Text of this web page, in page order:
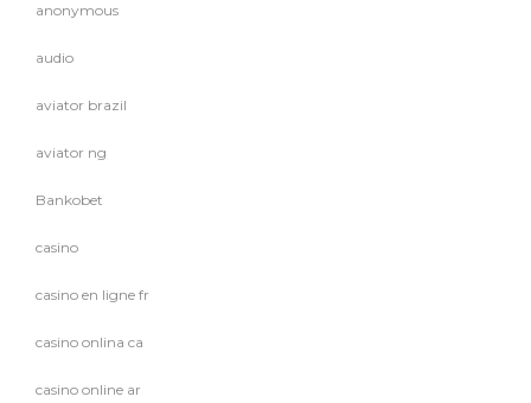
anonymous
audio
aviator brazil
aviator ng
Bankobet
casino
casino en ligne fr
casino onlina ca
casino online ar